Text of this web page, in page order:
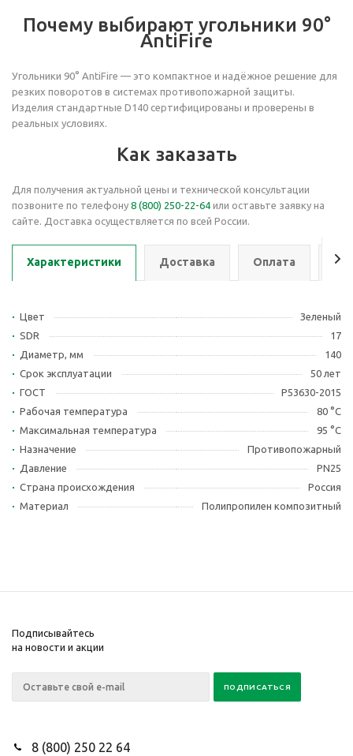
Почему выбирают угольники 90°
AntiFire
Угольники 90° AntiFire — это компактное и надёжное решение для
резких поворотов в системах противопожарной защиты.
Изделия стандартные D140 сертифицированы и проверены в
реальных условиях.
Как заказать
Для получения актуальной цены и технической консультации
позвоните по телефону 8 (800) 250-22-64 или оставьте заявку на
сайте. Доставка осуществляется по всей России.
Характеристики Доставка Оплата
Цвет
Зеленый
SDR
17
Диаметр, мм
140
Срок эксплуатации
50 лет
ГОСТ
Р53630-2015
Рабочая температура
80 °С
Максимальная температура
95 °С
Назначение
Противопожарный
Давление
PN25
Страна происхождения
Россия
Материал
Полипропилен композитный
Подписывайтесь
на новости и акции
8 (800) 250 22 64